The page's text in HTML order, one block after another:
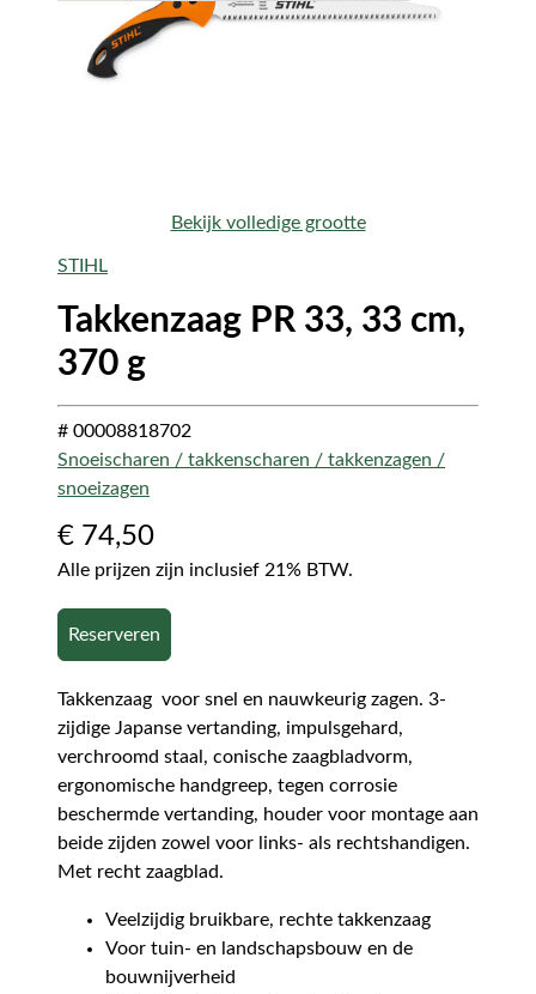
Bekijk volledige grootte
STIHL
Takkenzaag PR 33, 33 cm,
370 g
# 00008818702
Snoeischaren / takkenscharen / takkenzagen /
snoeizagen
€ 74,50
Alle prijzen zijn inclusief 21% BTW.
Reserveren
Takkenzaag voor snel en nauwkeurig zagen. 3-
zijdige Japanse vertanding, impulsgehard,
verchroomd staal, conische zaagbladvorm,
ergonomische handgreep, tegen corrosie
beschermde vertanding, houder voor montage aan
beide zijden zowel voor links- als rechtshandigen.
Met recht zaagblad.
Veelzijdig bruikbare, rechte takkenzaag
Voor tuin- en landschapsbouw en de
bouwnijverheid